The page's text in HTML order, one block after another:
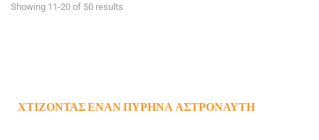
Showing 11-20 of 50 results
ΧΤΊΖΟΝΤΑΣ ΈΝΑΝ ΠΥΡΉΝΑ ΑΣΤΡΟΝΑΎΤΗ